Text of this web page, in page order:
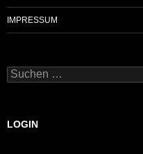
IMPRESSUM
Suchen
nach:
LOGIN